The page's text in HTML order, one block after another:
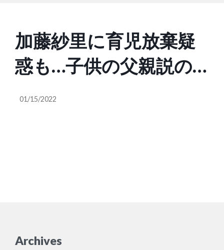
加藤紗里に育児放棄疑
惑も…子供の父親説の
大河内基樹と裁判沙
01/15/2022
Archives